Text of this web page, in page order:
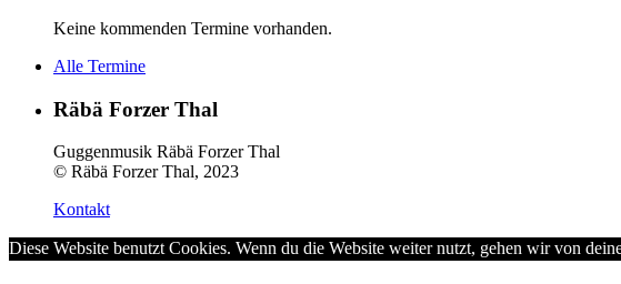
Keine kommenden Termine vorhanden.
Alle Termine
Räbä Forzer Thal
Guggenmusik Räbä Forzer Thal
© Räbä Forzer Thal, 2023
Kontakt
Diese Website benutzt Cookies. Wenn du die Website weiter nutzt, gehen wir von